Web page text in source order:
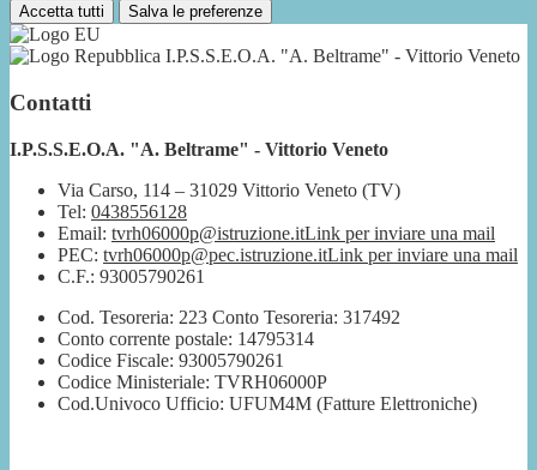
Accetta tutti Salva le preferenze
I.P.S.S.E.O.A. "A. Beltrame" - Vittorio Veneto
Contatti
I.P.S.S.E.O.A. "A. Beltrame" - Vittorio Veneto
Via Carso, 114 – 31029 Vittorio Veneto (TV)
Tel: 0438556128
Email: tvrh06000p@istruzione.itLink per inviare una mail
PEC: tvrh06000p@pec.istruzione.itLink per inviare una mail
C.F.: 93005790261
Cod. Tesoreria: 223 Conto Tesoreria: 317492
Conto corrente postale: 14795314
Codice Fiscale: 93005790261
Codice Ministeriale: TVRH06000P
Cod.Univoco Ufficio: UFUM4M (Fatture Elettroniche)